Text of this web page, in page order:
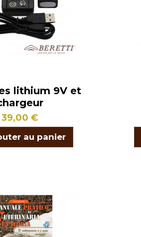
lithium 9V et
39,00 €
au panier